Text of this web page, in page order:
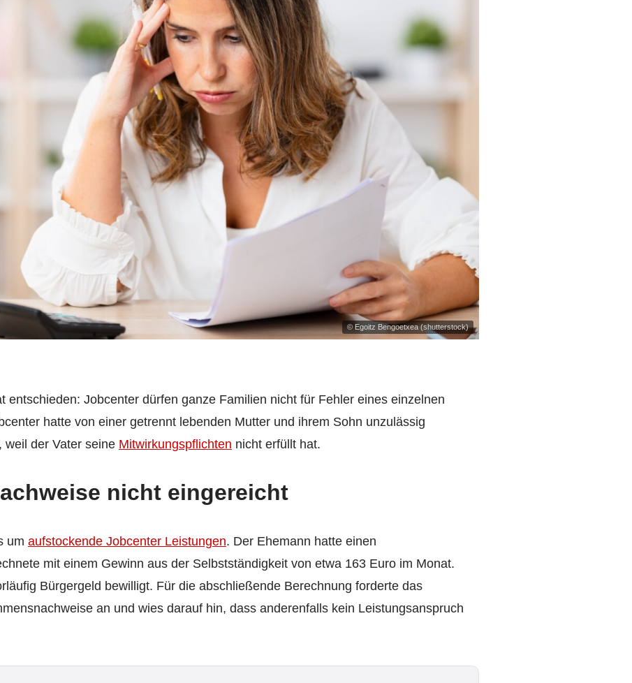
© Egoitz Bengoetxea (shutterstock)
entschieden: Jobcenter dürfen ganze Familien nicht für Fehler eines einzelnen
hatte von einer getrennt lebenden Mutter und ihrem Sohn unzulässig
weil der Vater seine Mitwirkungspflichten nicht erfüllt hat.
nicht eingereicht
um aufstockende Jobcenter Leistungen. Der Ehemann hatte einen
mit einem Gewinn aus der Selbstständigkeit von etwa 163 Euro im Monat.
Bürgergeld bewilligt. Für die abschließende Berechnung forderte das
an und wies darauf hin, dass anderenfalls kein Leistungsanspruch